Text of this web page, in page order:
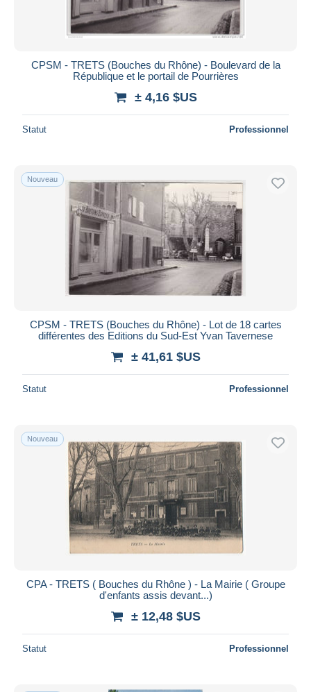
CPSM - TRETS (Bouches du Rhône) - Boulevard de la
République et le portail de Pourrières
± 4,16 $US
Statut Professionnel
Nouveau
CPSM - TRETS (Bouches du Rhône) - Lot de 18 cartes
différentes des Editions du Sud-Est Yvan Tavernese
± 41,61 $US
Statut Professionnel
Nouveau
CPA - TRETS ( Bouches du Rhône ) - La Mairie ( Groupe
d'enfants assis devant...)
± 12,48 $US
Statut Professionnel